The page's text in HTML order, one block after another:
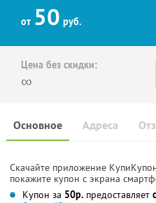
от 50 руб.
Цена без скидки:
∞
Основное Адреса
Скачайте приложение
покажите купон с экрана
Купон за 50р. предоставляет